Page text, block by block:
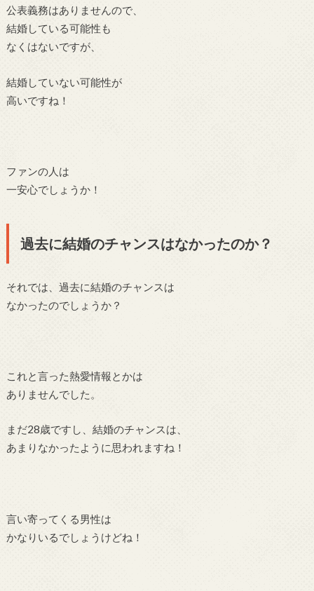
公表義務はありませんので、
結婚している可能性も
なくはないですが、
結婚していない可能性が
高いですね！
ファンの人は
一安心でしょうか！
過去に結婚のチャンスはなかったのか？
それでは、過去に結婚のチャンスは
なかったのでしょうか？
これと言った熱愛情報とかは
ありませんでした。
まだ28歳ですし、結婚のチャンスは、
あまりなかったように思われますね！
言い寄ってくる男性は
かなりいるでしょうけどね！